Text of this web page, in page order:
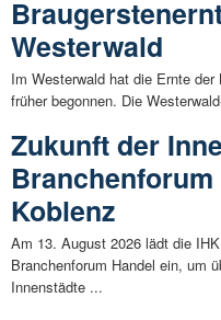
Westerwald
Im Westerwald hat die Ernte
früher begonnen. Die
Zukunft der
Koblenz
Am 13. August 2026 lädt die
Branchenforum Handel ein, um
Innenstädte ...